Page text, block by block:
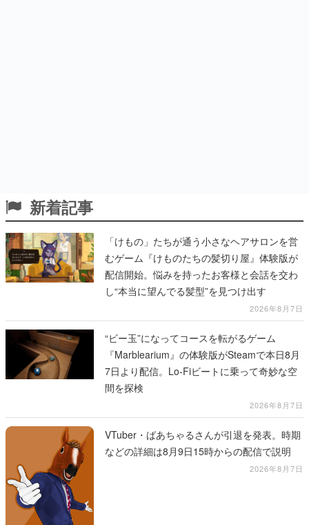
新着記事
「けもの」たちが通う小さなヘアサロンを営
むゲーム『けものたちの髪切り屋』体験版が
配信開始。悩みを持ったお客様と会話を交わ
し“本当に望んでる髪型”を見つけ出す
2026年8月7日
“ビー玉”になってコースを転がるゲーム
『Marblearium』の体験版がSteamで本日8月
7日より配信。Lo-Fiビートに乗って奇妙な空
間を探検
2026年8月7日
VTuber・ばあちゃるさんが引退を発表。時期
などの詳細は8月9日15時からの配信で説明
2026年8月7日